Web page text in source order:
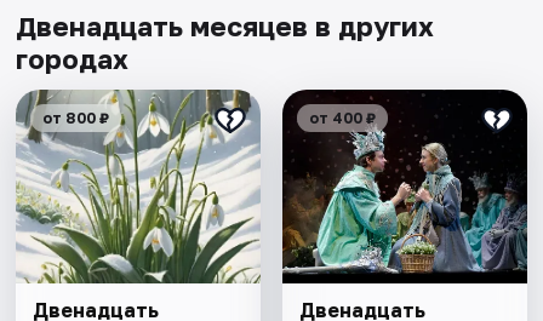
Двенадцать месяцев в других
городах
от 800 ₽
Двенадцать
от 400 ₽
Двенадцать